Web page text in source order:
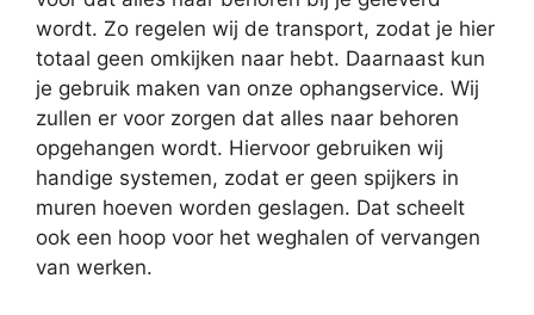
wordt. Zo regelen wij de transport, zodat je hier
totaal geen omkijken naar hebt. Daarnaast kun
je gebruik maken van onze ophangservice. Wij
zullen er voor zorgen dat alles naar behoren
opgehangen wordt. Hiervoor gebruiken wij
handige systemen, zodat er geen spijkers in
muren hoeven worden geslagen. Dat scheelt
ook een hoop voor het weghalen of vervangen
van werken.